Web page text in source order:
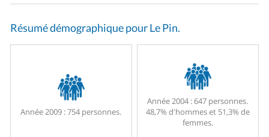
Résumé démographique pour Le Pin.
Année 2009 :754 personnes.
Année 2004 :647 personnes.
48,7% d'hommes et 51,3% de
femmes.